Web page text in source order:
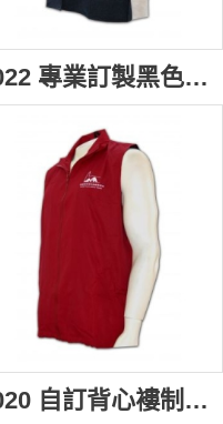
V022 專業訂製黑色男背心褸 訂購團體開胸背心外套 設計背心款式 cheap vest vest design 背心批發商
V020 自訂背心褸制服 設計男背心外套款式 宗教選舉 廟會寄付 背心外套製衣廠HK